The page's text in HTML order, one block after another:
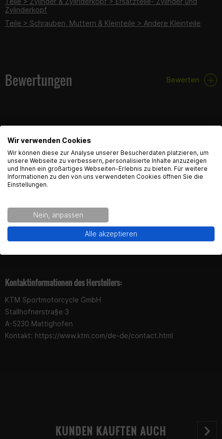
Zylinderkopf
Teile > Schrauben, Muttern & Kleinteile > Andere Kleinteile
Bewertungen Bewerten
FAQ
Hier findest du die häufigsten Fragen und die dazugehörigen
Antworten zu diesem Artikel.
Produktsicherheit
Kontaktinformationen des Herstellers:
KTM Sportmotorcycle GmbH
Stallhofnerstra§e 3
A-5230 Mattighofen
Kontakt: https://www.ktm.com/de-de/contact.html
KUNDEN KAUFTEN AUCH
English Language recognized
Hey! Our Shop recognized that you are from USA.
Would you like to see the english Version of Radical
No thanks.
Wir verwenden Cookies
Wir können diese zur Analyse unserer Besucherdaten platzieren, um
unsere Webseite zu verbessern, personalisierte Inhalte anzuzeigen
und Ihnen ein großartiges Webseiten-Erlebnis zu bieten. Für weitere
Informationen zu den von uns verwendeten Cookies öffnen Sie die
Einstellungen.
Nein, anpassen
Alle akzeptieren